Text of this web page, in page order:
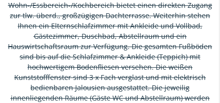
Wohn-/Essbereich-/Kochbereich bietet einen direkten Zugang
zur tlw. überd., großzügigen Dachterrasse. Weiterhin stehen
Ihnen ein Elternschlafzimmer mit Ankleide und Vollbad,
Gästezimmer, Duschbad, Abstellraum und ein
Hauswirtschaftsraum zur Verfügung. Die gesamten Fußböden
sind bis auf die Schlafzimmer & Ankleide (Teppich) mit
hochwertigem Bodenfliesen versehen. Die weißen
Kunststofffenster sind 3 x Fach verglast und mit elektrisch
bedienbaren Jalousien ausgestattet. Die jeweilig
innenliegenden Räume (Gäste WC und Abstellraum) werden